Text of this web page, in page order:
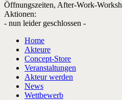
Öffnungszeiten, After-Work-
Aktionen:
- nun leider geschlossen -
Home
Akteure
Concept-Store
Veranstaltungen
Akteur werden
News
Wettbewerb